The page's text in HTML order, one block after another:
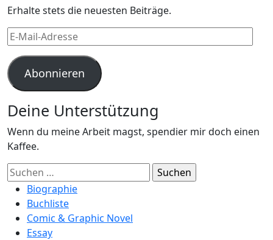
Erhalte stets die neuesten Beiträge.
E-
Mail-
Adresse
Abonnieren
Deine Unterstützung
Wenn du meine Arbeit magst, spendier mir doch einen
Kaffee.
Suchen
nach:Biographie
Buchliste
Comic & Graphic Novel
Essay